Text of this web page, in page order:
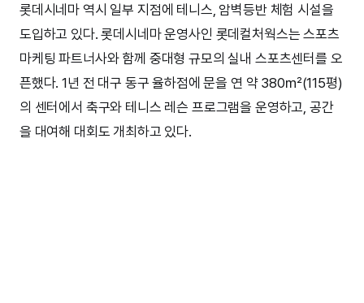
롯데시네마 역시 일부 지점에 테니스, 암벽등반 체험 시설을
도입하고 있다. 롯데시네마 운영사인 롯데컬처웍스는 스포츠
마케팅 파트너사와 함께 중대형 규모의 실내 스포츠센터를 오
픈했다. 1년 전 대구 동구 율하점에 문을 연 약 380㎡(115평)
의 센터에서 축구와 테니스 레슨 프로그램을 운영하고, 공간
을 대여해 대회도 개최하고 있다.